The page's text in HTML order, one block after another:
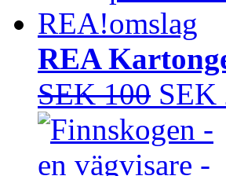
REA!
REA
SEK 100 SEK